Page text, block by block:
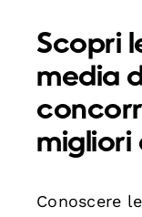
Scopri
media
migliori
Conoscere